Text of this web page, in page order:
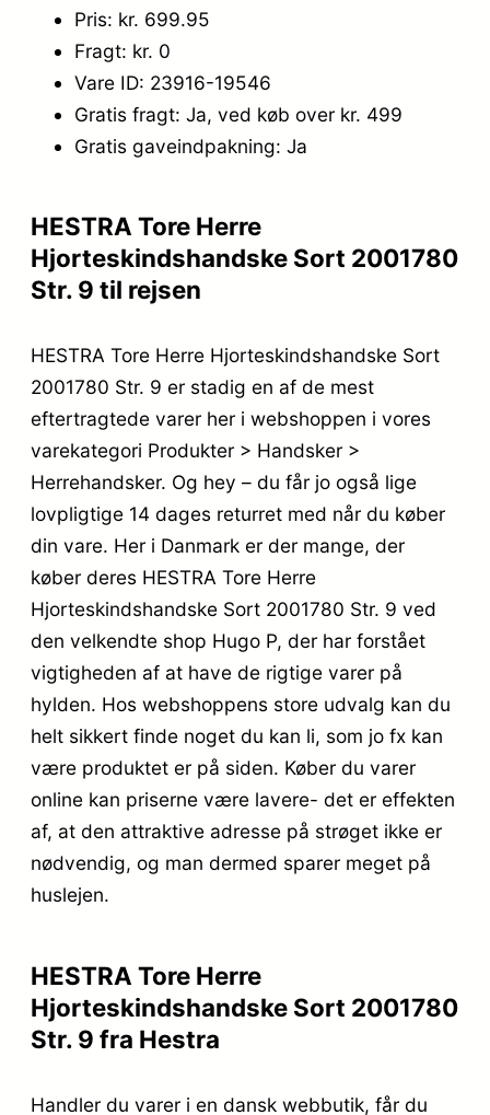
Pris: kr. 699.95
Fragt: kr. 0
Vare ID: 23916-19546
Gratis fragt: Ja, ved køb over kr. 499
Gratis gaveindpakning: Ja
HESTRA Tore Herre
Hjorteskindshandske Sort 2001780
Str. 9 til rejsen
HESTRA Tore Herre Hjorteskindshandske Sort
2001780 Str. 9 er stadig en af de mest
eftertragtede varer her i webshoppen i vores
varekategori Produkter > Handsker >
Herrehandsker. Og hey – du får jo også lige
lovpligtige 14 dages returret med når du køber
din vare. Her i Danmark er der mange, der
køber deres HESTRA Tore Herre
Hjorteskindshandske Sort 2001780 Str. 9 ved
den velkendte shop Hugo P, der har forstået
vigtigheden af at have de rigtige varer på
hylden. Hos webshoppens store udvalg kan du
helt sikkert finde noget du kan li, som jo fx kan
være produktet er på siden. Køber du varer
online kan priserne være lavere- det er effekten
af, at den attraktive adresse på strøget ikke er
nødvendig, og man dermed sparer meget på
huslejen.
HESTRA Tore Herre
Hjorteskindshandske Sort 2001780
Str. 9 fra Hestra
Handler du varer i en dansk webbutik, får du